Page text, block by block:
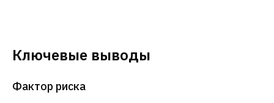
Ключевые выводы
Фактор риска